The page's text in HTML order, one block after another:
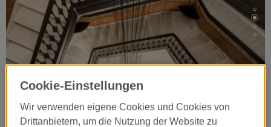
Cookie-Einstellungen
Wir verwenden eigene Cookies und Cookies von
Drittanbietern, um die Nutzung der Website zu